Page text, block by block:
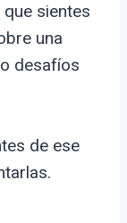
sientes
una
desafíos
de ese